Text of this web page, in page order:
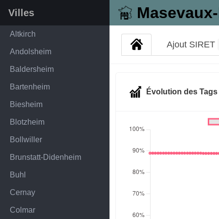
Villes
Altkirch
Andolsheim
Baldersheim
Bartenheim
Biesheim
Blotzheim
Bollwiller
Brunstatt-Didenheim
Buhl
Cernay
Colmar
Ajout SIRET
Évolution des